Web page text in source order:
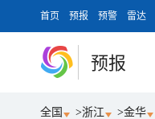
首页 预报 预警 雷达
预报
全国 >浙江 >金华